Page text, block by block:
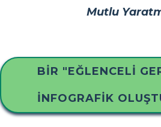
Mutlu
BIR "EĞLENCELI
İNFOGRAFIK